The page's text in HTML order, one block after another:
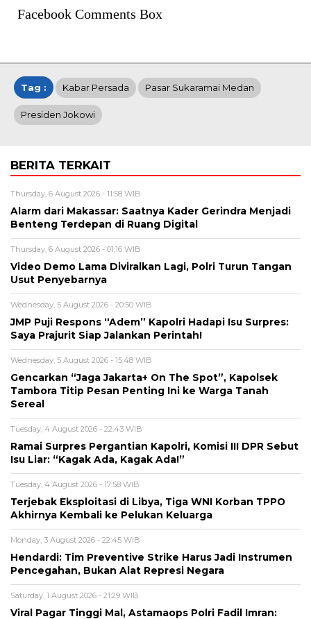
Facebook Comments Box
Tag : Kabar Persada Pasar Sukaramai Medan
Presiden Jokowi
BERITA TERKAIT
Thursday, 6 August 2026 - 11:58 WIB
Alarm dari Makassar: Saatnya Kader Gerindra Menjadi
Benteng Terdepan di Ruang Digital
Thursday, 6 August 2026 - 01:16 WIB
Video Demo Lama Diviralkan Lagi, Polri Turun Tangan
Usut Penyebarnya
Wednesday, 5 August 2026 - 20:50 WIB
JMP Puji Respons “Adem” Kapolri Hadapi Isu Surpres:
Saya Prajurit Siap Jalankan Perintah!
Wednesday, 5 August 2026 - 15:48 WIB
Gencarkan “Jaga Jakarta+ On The Spot”, Kapolsek
Tambora Titip Pesan Penting Ini ke Warga Tanah
Sereal
Tuesday, 4 August 2026 - 22:43 WIB
Ramai Surpres Pergantian Kapolri, Komisi III DPR Sebut
Isu Liar: “Kagak Ada, Kagak Ada!”
Tuesday, 4 August 2026 - 17:58 WIB
Terjebak Eksploitasi di Libya, Tiga WNI Korban TPPO
Akhirnya Kembali ke Pelukan Keluarga
Monday, 3 August 2026 - 22:45 WIB
Hendardi: Tim Preventive Strike Harus Jadi Instrumen
Pencegahan, Bukan Alat Represi Negara
Saturday, 1 August 2026 - 21:29 WIB
Viral Pagar Tinggi Mal, Astamaops Polri Fadil Imran: